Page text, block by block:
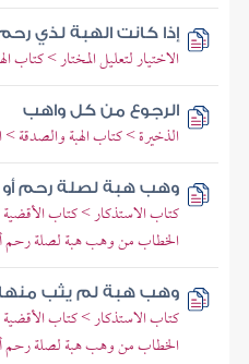
إذا كانت الهبة لذي
الاختيار لتعليل المختار > كتاب
الرجوع من كل واهب
الذخيرة > كتاب الهبة والصدقة
وهب هبة لصلة رحم
كتاب الاستذكار > كتاب
الخطاب من وهب هبة لصلة رحم
وهب هبة لم يثب منها
كتاب الاستذكار > كتاب
الخطاب من وهب هبة لصلة رحم